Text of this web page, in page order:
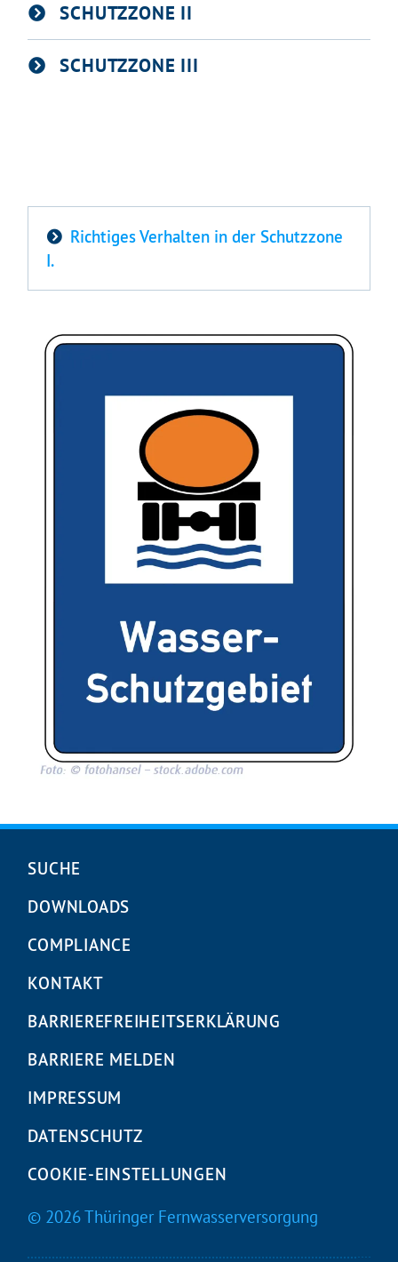
SCHUTZZONE II
SCHUTZZONE III
Richtiges Verhalten in der Schutzzone
I.
Navigation
SUCHE
DOWNLOADS
COMPLIANCE
KONTAKT
BARRIEREFREIHEITS­ERKLÄRUNG
BARRIERE MELDEN
IMPRESSUM
DATENSCHUTZ
COOKIE-EINSTELLUNGEN
© 2026 Thüringer Fernwasserversorgung
Gleich geht's los!
Mit Ihrer Zustimmung möchten wir moderne Web-